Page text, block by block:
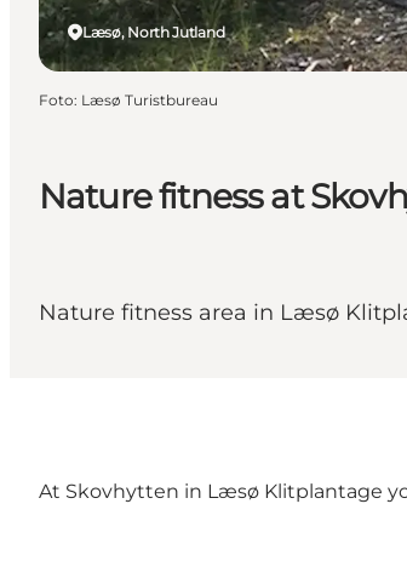
Nature fitness at
Nature fitness area in Læsø
Læsø, North Jutland
Foto: Læsø Turistbureau
At Skovhytten in Læsø Klitplantage